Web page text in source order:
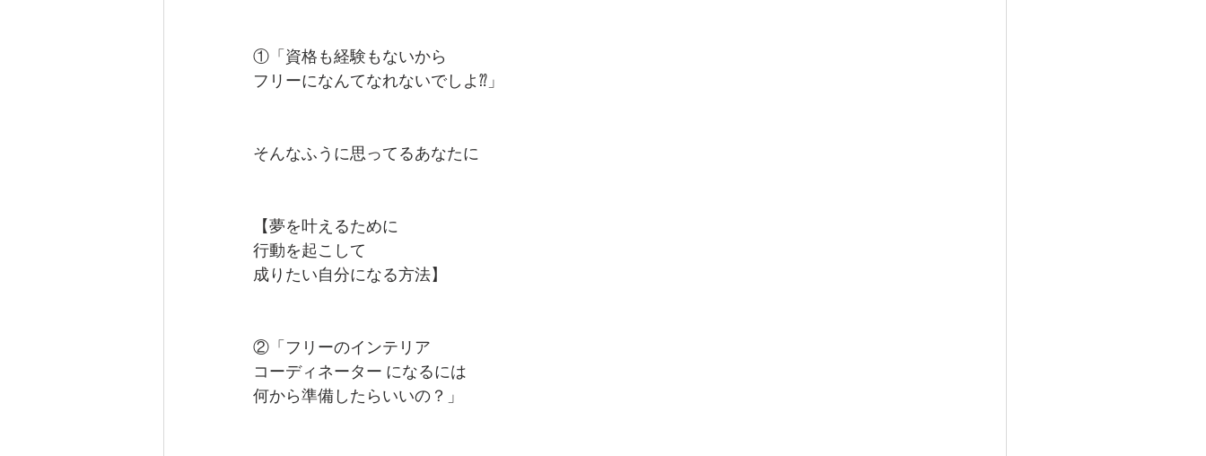
①「資格も経験もないから
フリーになんてなれないでしよ⁇」
そんなふうに思ってるあなたに
【夢を叶えるために
行動を起こして
成りたい自分になる方法】
②「フリーのインテリア
コーディネーター になるには
何から準備したらいいの？」